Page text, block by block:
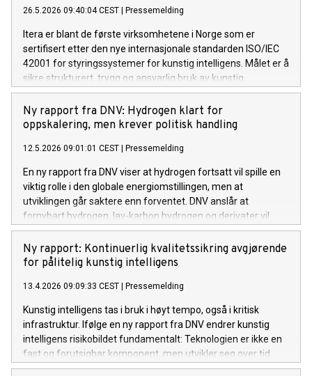
26.5.2026 09:40:04 CEST | Pressemelding
Itera er blant de første virksomhetene i Norge som er
sertifisert etter den nye internasjonale standarden ISO/IEC
42001 for styringssystemer for kunstig intelligens. Målet er å
sikre strukturert, trygg og ansvarlig bruk av kunstig
intelligens både internt og i leveranser til kunder.
Ny rapport fra DNV: Hydrogen klart for
oppskalering, men krever politisk handling
12.5.2026 09:01:01 CEST | Pressemelding
En ny rapport fra DNV viser at hydrogen fortsatt vil spille en
viktig rolle i den globale energiomstillingen, men at
utviklingen går saktere enn forventet. DNV anslår at
fornybart hydrogen, lav-karbon hydrogen og derivater vil
bidra til å kutte mer enn 2000 millioner tonn CO₂-utslipp årlig
i 2060. For å realisere dette må pilotprosjekter skaleres til
industriell drift, noe som krever tydeligere politiske rammer.
Ny rapport: Kontinuerlig kvalitetssikring avgjørende
for pålitelig kunstig intelligens
13.4.2026 09:09:33 CEST | Pressemelding
Kunstig intelligens tas i bruk i høyt tempo, også i kritisk
infrastruktur. Ifølge en ny rapport fra DNV endrer kunstig
intelligens risikobildet fundamentalt: Teknologien er ikke en
fast og forutsigbar komponent, men utvikler seg over tid.
Dette gir nye former for systemrisiko, som krever